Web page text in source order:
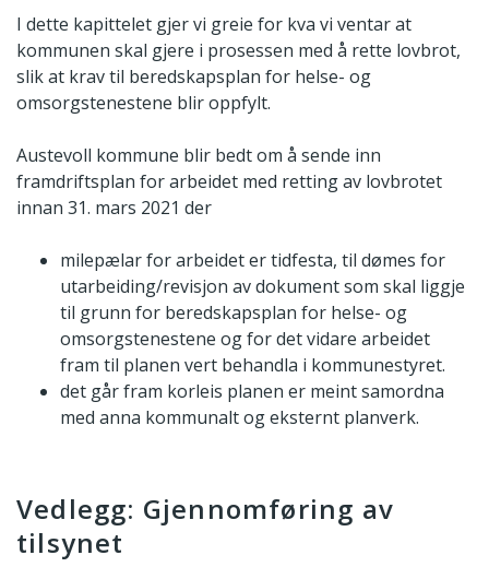
I dette kapittelet gjer vi greie for kva vi ventar at
kommunen skal gjere i prosessen med å rette lovbrot,
slik at krav til beredskapsplan for helse- og
omsorgstenestene blir oppfylt.
Austevoll kommune blir bedt om å sende inn
framdriftsplan for arbeidet med retting av lovbrotet
innan 31. mars 2021 der
milepælar for arbeidet er tidfesta, til dømes for
utarbeiding/revisjon av dokument som skal liggje
til grunn for beredskapsplan for helse- og
omsorgstenestene og for det vidare arbeidet
fram til planen vert behandla i kommunestyret.
det går fram korleis planen er meint samordna
med anna kommunalt og eksternt planverk.
Vedlegg: Gjennomføring av
tilsynet